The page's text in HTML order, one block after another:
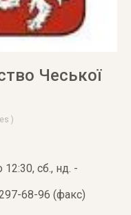
Чеської
)
12:30, сб., нд. -
68-96 (факс)